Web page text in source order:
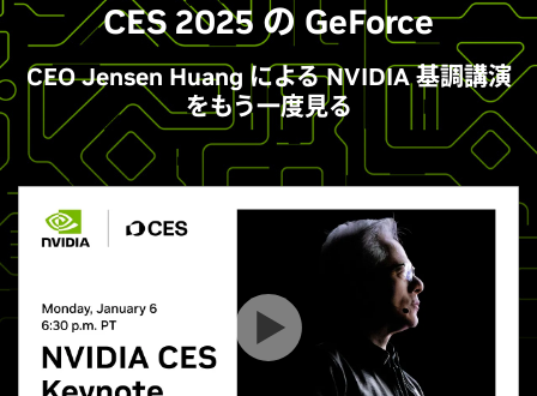
CES 2025 の GeForce
CEO Jensen Huang による NVIDIA 基調講演
をもう一度見る